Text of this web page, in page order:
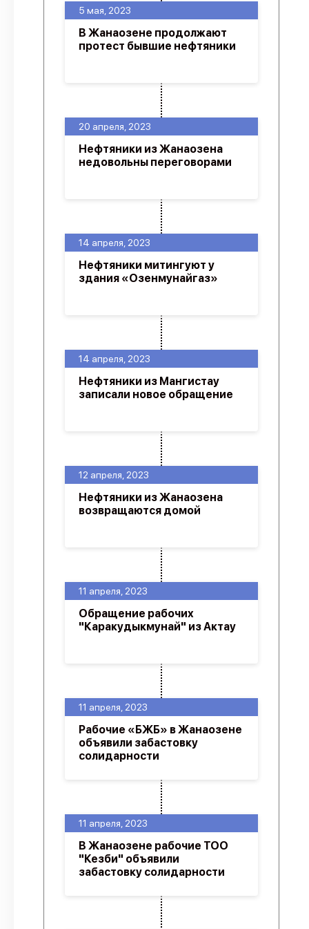
11 апреля, 2023
В Жанаозене рабочие ТОО
"Кезби" объявили
забастовку солидарности
11 апреля, 2023
Рабочие «БЖБ» в Жанаозене
объявили забастовку
солидарности
11 апреля, 2023
Обращение рабочих
"Каракудыкмунай" из Актау
12 апреля, 2023
Нефтяники из Жанаозена
возвращаются домой
14 апреля, 2023
Нефтяники из Мангистау
записали новое обращение
14 апреля, 2023
Нефтяники митингуют у
здания «Озенмунайгаз»
20 апреля, 2023
Нефтяники из Жанаозена
недовольны переговорами
5 мая, 2023
В Жанаозене продолжают
протест бывшие нефтяники